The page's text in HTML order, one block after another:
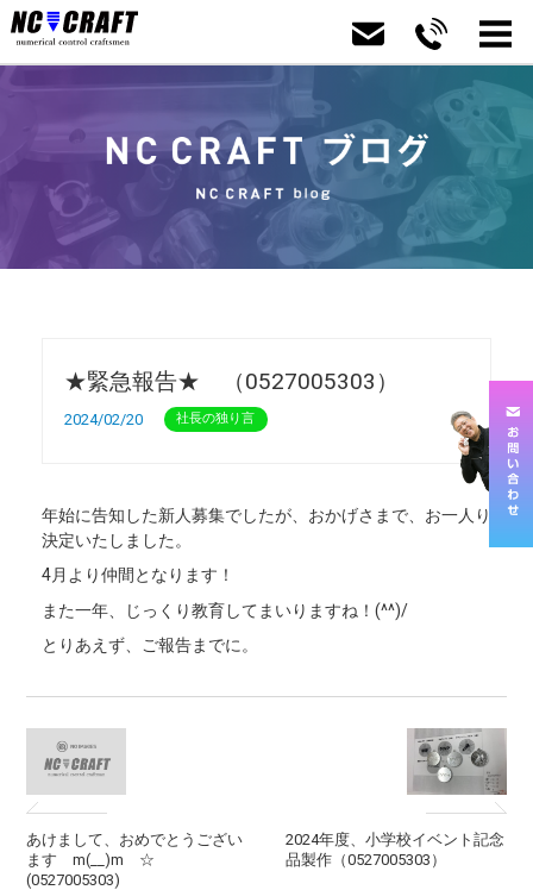
★緊急報告★ （0527005303）
2024/02/20 社長の独り言
年始に告知した新人募集でしたが、おかげさまで、お一人り
決定いたしました。
4月より仲間となります！
また一年、じっくり教育してまいりますね！(^^)/
とりあえず、ご報告までに。
あけまして、おめでとうござい
ます m(__)m ☆
(0527005303)
2024年度、小学校イベント記念
品製作（0527005303）